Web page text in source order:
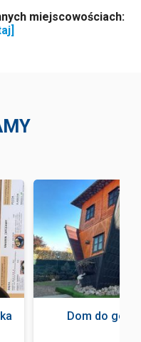
miejscowościach:
Dom do góry